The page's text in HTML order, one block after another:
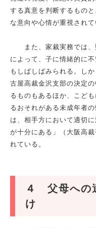
する真意を判断するもの
な意向や心情が重視されて
また、家裁実務では、
によって、子に情緒的に
もしばしばみられる。し
古屋高裁金沢支部の決定
るものもあるほか、こど
るおそれがある未成年者
は、相手方において適切
が十分にある」（大阪高
れている。
４ 父母への
け